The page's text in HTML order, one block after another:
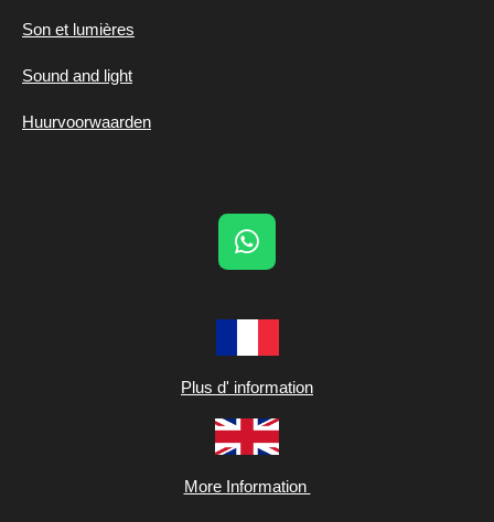
Son et lumières
Sound and light
Huurvoorwaarden
W
s
A
p
Plus d' information
More Information